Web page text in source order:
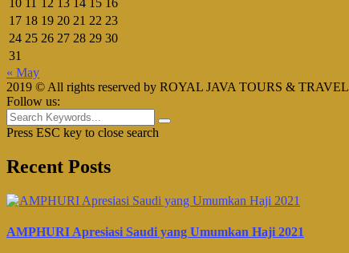
10 11 12 13 14 15 16
17 18 19 20 21 22 23
24 25 26 27 28 29 30
31
« May
2019 © All rights reserved by ROYAL JAVA TOURS & TRAVEL
Follow us:
Press ESC key to close search
Recent Posts
AMPHURI Apresiasi Saudi yang Umumkan Haji 2021